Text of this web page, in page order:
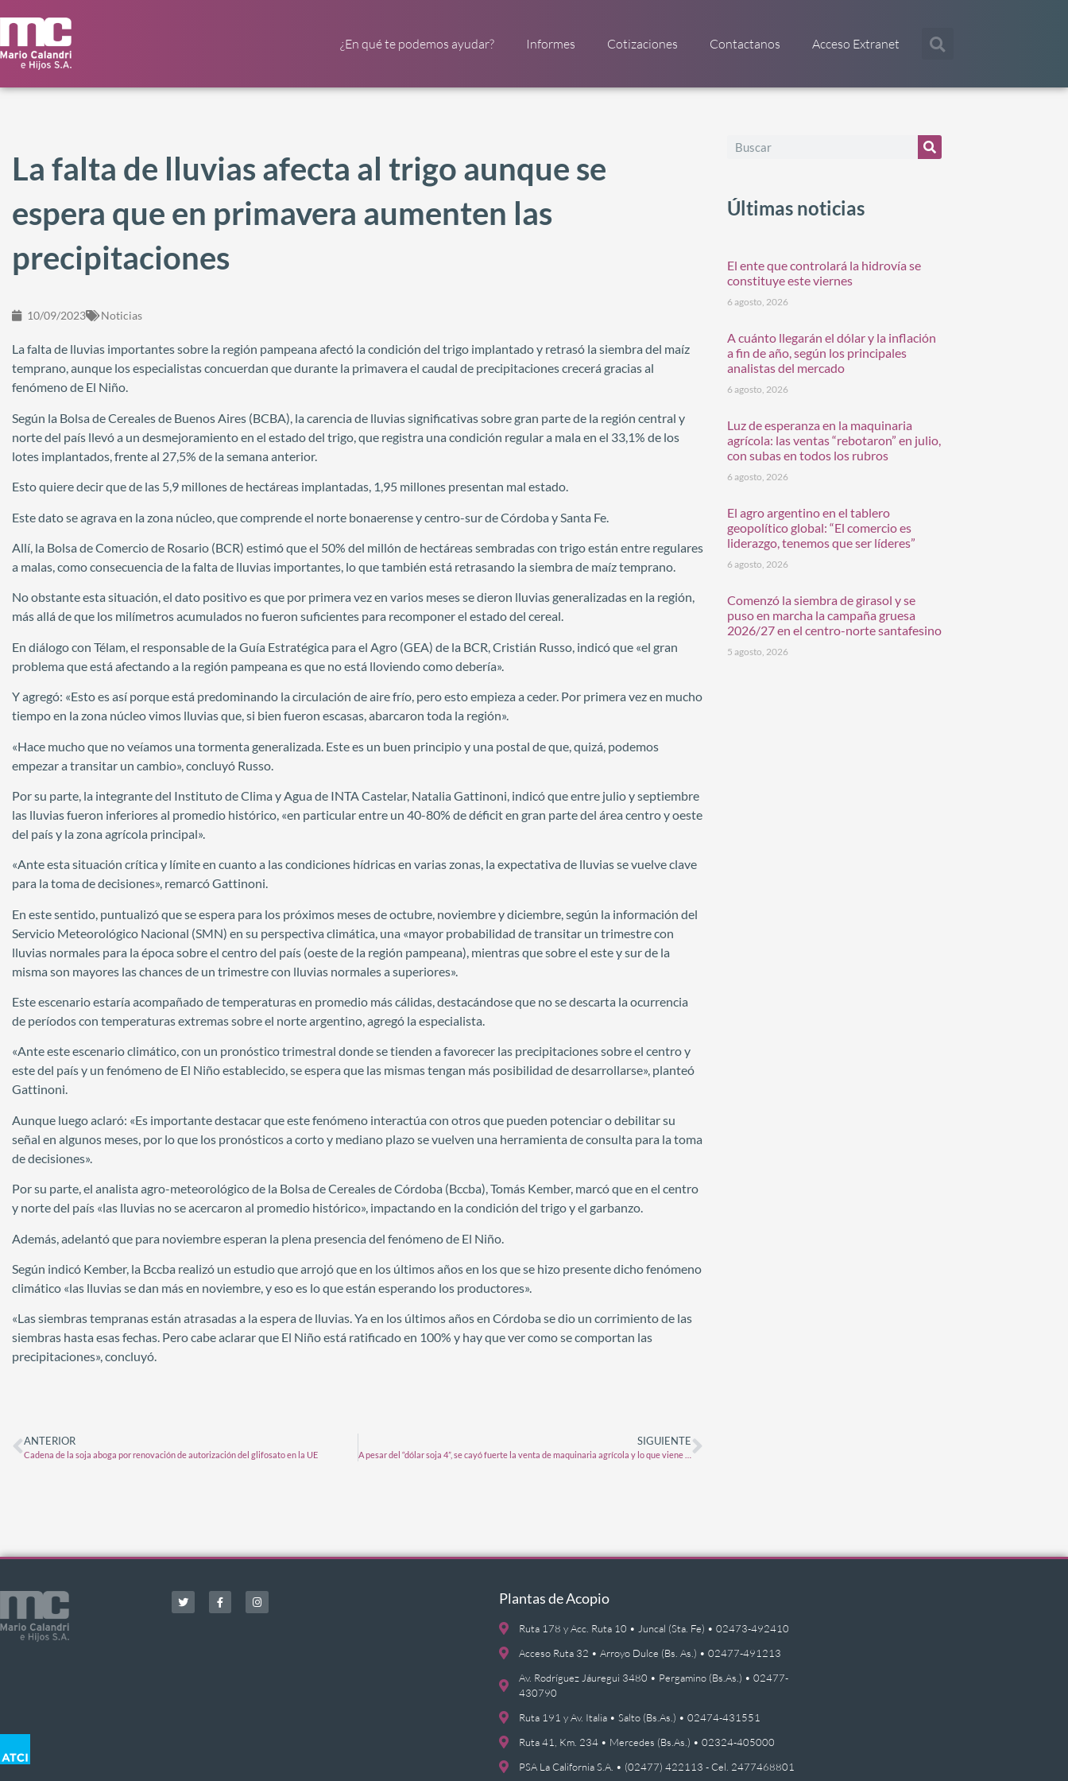
¿En qué te podemos ayudar? Informes Cotizaciones Contactanos Acceso Extranet
La falta de lluvias afecta al trigo aunque se
espera que en primavera aumenten las
precipitaciones
10/09/2023 Noticias
La falta de lluvias importantes sobre la región pampeana afectó la condición del trigo implantado y retrasó la siembra del maíz
temprano, aunque los especialistas concuerdan que durante la primavera el caudal de precipitaciones crecerá gracias al
fenómeno de El Niño.
Según la Bolsa de Cereales de Buenos Aires (BCBA), la carencia de lluvias significativas sobre gran parte de la región central y
norte del país llevó a un desmejoramiento en el estado del trigo, que registra una condición regular a mala en el 33,1% de los
lotes implantados, frente al 27,5% de la semana anterior.
Esto quiere decir que de las 5,9 millones de hectáreas implantadas, 1,95 millones presentan mal estado.
Este dato se agrava en la zona núcleo, que comprende el norte bonaerense y centro-sur de Córdoba y Santa Fe.
Allí, la Bolsa de Comercio de Rosario (BCR) estimó que el 50% del millón de hectáreas sembradas con trigo están entre regulares
a malas, como consecuencia de la falta de lluvias importantes, lo que también está retrasando la siembra de maíz temprano.
No obstante esta situación, el dato positivo es que por primera vez en varios meses se dieron lluvias generalizadas en la región,
más allá de que los milímetros acumulados no fueron suficientes para recomponer el estado del cereal.
En diálogo con Télam, el responsable de la Guía Estratégica para el Agro (GEA) de la BCR, Cristián Russo, indicó que «el gran
problema que está afectando a la región pampeana es que no está lloviendo como debería».
Y agregó: «Esto es así porque está predominando la circulación de aire frío, pero esto empieza a ceder. Por primera vez en mucho
tiempo en la zona núcleo vimos lluvias que, si bien fueron escasas, abarcaron toda la región».
«Hace mucho que no veíamos una tormenta generalizada. Este es un buen principio y una postal de que, quizá, podemos
empezar a transitar un cambio», concluyó Russo.
Por su parte, la integrante del Instituto de Clima y Agua de INTA Castelar, Natalia Gattinoni, indicó que entre julio y septiembre
las lluvias fueron inferiores al promedio histórico, «en particular entre un 40-80% de déficit en gran parte del área centro y oeste
del país y la zona agrícola principal».
«Ante esta situación crítica y límite en cuanto a las condiciones hídricas en varias zonas, la expectativa de lluvias se vuelve clave
para la toma de decisiones», remarcó Gattinoni.
En este sentido, puntualizó que se espera para los próximos meses de octubre, noviembre y diciembre, según la información del
Servicio Meteorológico Nacional (SMN) en su perspectiva climática, una «mayor probabilidad de transitar un trimestre con
lluvias normales para la época sobre el centro del país (oeste de la región pampeana), mientras que sobre el este y sur de la
misma son mayores las chances de un trimestre con lluvias normales a superiores».
Este escenario estaría acompañado de temperaturas en promedio más cálidas, destacándose que no se descarta la ocurrencia
de períodos con temperaturas extremas sobre el norte argentino, agregó la especialista.
«Ante este escenario climático, con un pronóstico trimestral donde se tienden a favorecer las precipitaciones sobre el centro y
este del país y un fenómeno de El Niño establecido, se espera que las mismas tengan más posibilidad de desarrollarse», planteó
Gattinoni.
Aunque luego aclaró: «Es importante destacar que este fenómeno interactúa con otros que pueden potenciar o debilitar su
señal en algunos meses, por lo que los pronósticos a corto y mediano plazo se vuelven una herramienta de consulta para la toma
de decisiones».
Por su parte, el analista agro-meteorológico de la Bolsa de Cereales de Córdoba (Bccba), Tomás Kember, marcó que en el centro
y norte del país «las lluvias no se acercaron al promedio histórico», impactando en la condición del trigo y el garbanzo.
Además, adelantó que para noviembre esperan la plena presencia del fenómeno de El Niño.
Según indicó Kember, la Bccba realizó un estudio que arrojó que en los últimos años en los que se hizo presente dicho fenómeno
climático «las lluvias se dan más en noviembre, y eso es lo que están esperando los productores».
«Las siembras tempranas están atrasadas a la espera de lluvias. Ya en los últimos años en Córdoba se dio un corrimiento de las
siembras hasta esas fechas. Pero cabe aclarar que El Niño está ratificado en 100% y hay que ver como se comportan las
precipitaciones», concluyó.
ANTERIOR
Cadena de la soja aboga por renovación de autorización del glifosato en la UE
SIGUIENTE
Últimas noticias
El ente que controlará la hidrovía se
constituye este viernes
6 agosto, 2026
A cuánto llegarán el dólar y la inflación
a fin de año, según los principales
analistas del mercado
6 agosto, 2026
Luz de esperanza en la maquinaria
agrícola: las ventas “rebotaron” en julio,
con subas en todos los rubros
6 agosto, 2026
El agro argentino en el tablero
geopolítico global: “El comercio es
liderazgo, tenemos que ser líderes”
6 agosto, 2026
Comenzó la siembra de girasol y se
puso en marcha la campaña gruesa
2026/27 en el centro-norte santafesino
5 agosto, 2026
Plantas de Acopio
Ruta 178 y Acc. Ruta 10 • Juncal (Sta. Fe) • 02473-492410
Acceso Ruta 32 • Arroyo Dulce (Bs. As.) • 02477-491213
Av. Rodríguez Jáuregui 3480 • Pergamino (Bs.As.) • 02477-
430790
Ruta 191 y Av. Italia • Salto (Bs.As.) • 02474-431551
Ruta 41, Km. 234 • Mercedes (Bs.As.) • 02324-405000
PSA La California S.A. • (02477) 422113 - Cel. 2477468801